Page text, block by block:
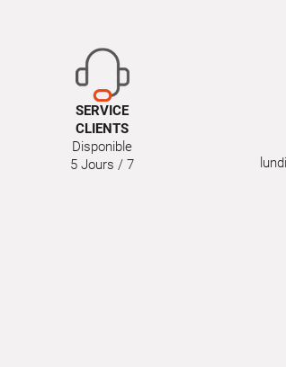
SERVICE
CLIENTS
Disponible
5 Jours / 7